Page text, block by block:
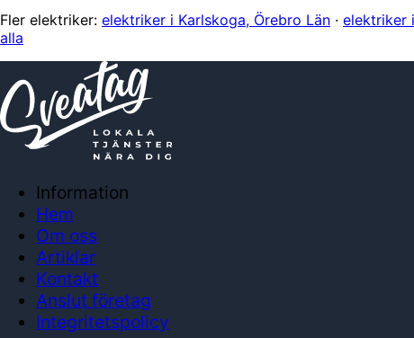
Fler elektriker: elektriker i Karlskoga, Örebro Län · elektriker
alla
Information
Hem
Om oss
Artiklar
Kontakt
Anslut företag
Integritetspolicy